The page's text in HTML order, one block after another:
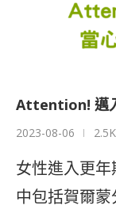
Attention! 邁
2023-08-06
女性進入更
中包括賀爾